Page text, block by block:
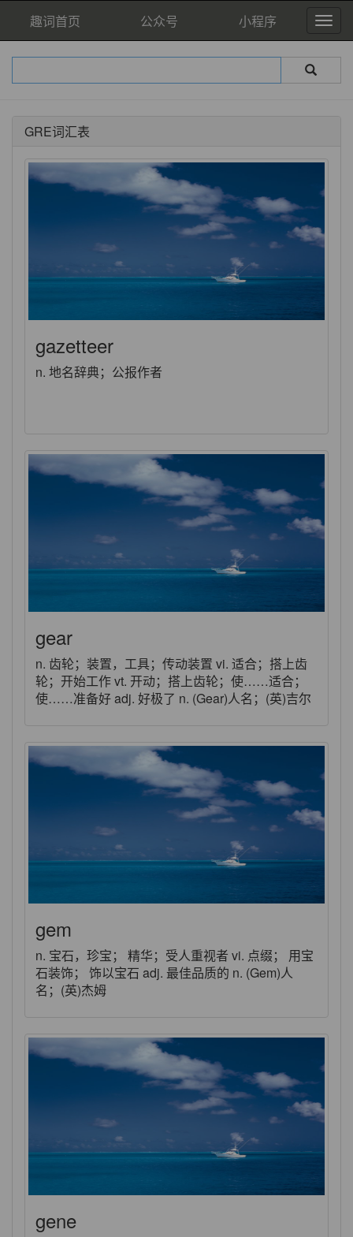
趣词首页 公众号 小程序
GRE词汇表
gazetteer
n. 地名辞典；公报作者
gear
n. 齿轮；装置，工具；传动装置 vi. 适合；搭上齿
轮；开始工作 vt. 开动；搭上齿轮；使……适合；
使……准备好 adj. 好极了 n. (Gear)人名；(英)吉尔
gem
n. 宝石，珍宝； 精华；受人重视者 vi. 点缀； 用宝
石装饰； 饰以宝石 adj. 最佳品质的 n. (Gem)人
名；(英)杰姆
gene